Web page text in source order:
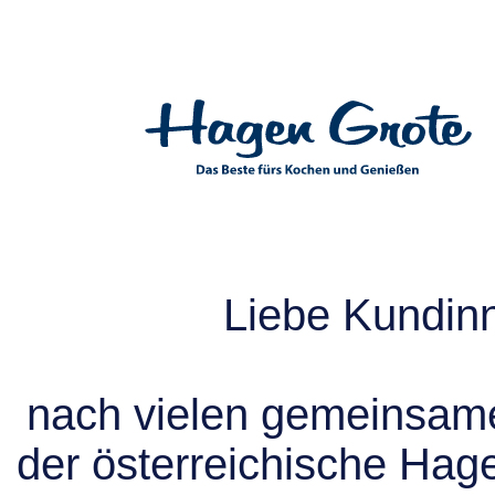
Liebe
nach vielen
der österreichische